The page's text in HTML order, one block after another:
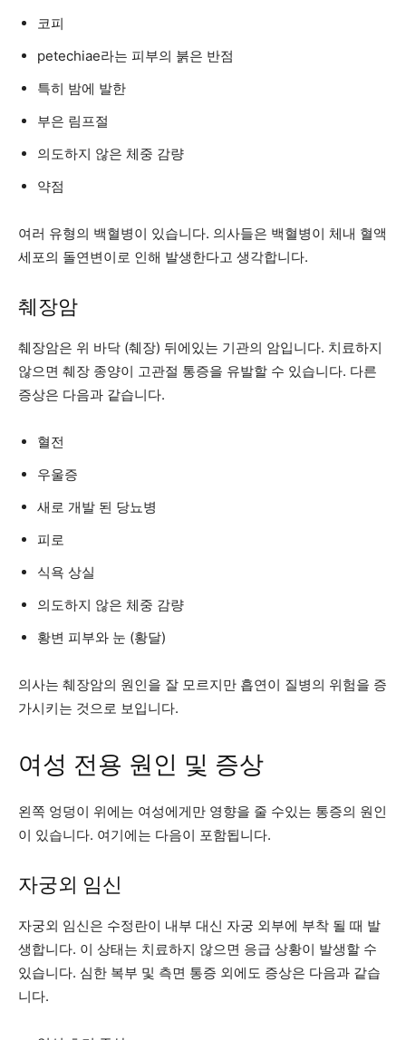
코피
petechiae라는 피부의 붉은 반점
특히 밤에 발한
부은 림프절
의도하지 않은 체중 감량
약점
여러 유형의 백혈병이 있습니다. 의사들은 백혈병이 체내 혈액
세포의 돌연변이로 인해 발생한다고 생각합니다.
췌장암
췌장암은 위 바닥 (췌장) 뒤에있는 기관의 암입니다. 치료하지
않으면 췌장 종양이 고관절 통증을 유발할 수 있습니다. 다른
증상은 다음과 같습니다.
혈전
우울증
새로 개발 된 당뇨병
피로
식욕 상실
의도하지 않은 체중 감량
황변 피부와 눈 (황달)
의사는 췌장암의 원인을 잘 모르지만 흡연이 질병의 위험을 증
가시키는 것으로 보입니다.
여성 전용 원인 및 증상
왼쪽 엉덩이 위에는 여성에게만 영향을 줄 수있는 통증의 원인
이 있습니다. 여기에는 다음이 포함됩니다.
자궁외 임신
자궁외 임신은 수정란이 내부 대신 자궁 외부에 부착 될 때 발
생합니다. 이 상태는 치료하지 않으면 응급 상황이 발생할 수
있습니다. 심한 복부 및 측면 통증 외에도 증상은 다음과 같습
니다.